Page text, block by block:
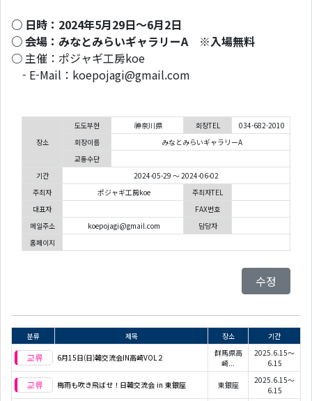
○ 日時：2024年5月29日～6月2日
○ 会場：みなとみらいギャラリーA ※入場無料
○ 主催：ポジャギ工房koe
- E-Mail：koepojagi@gmail.com
장소
도도부현 神奈川県 회장TEL
034-682-2010
회장이름
みなとみらいギャラリーA
교통수단
기간
2024-05-29 ～ 2024-06-02
주최자
ポジャギ工房koe
주최자TEL
대표자
FAX번호
메일주소
koepojagi@gmail.com
담당자
홈페이지
수정
분류 제목 장소 기간
6月15日(日)韓交流会IN高崎VOL２
群馬県高
崎...
2025.6.15～
6.15
梅雨も吹き飛ばせ！日韓交流会 in 東銀座 東銀座
2025.6.15～
6.15